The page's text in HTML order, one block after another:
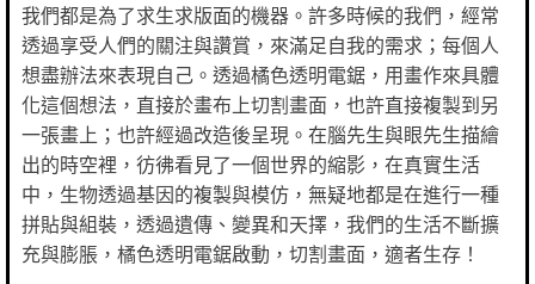
我們都是為了求生求版面的機器。許多時候的我們，經常
透過享受人們的關注與讚賞，來滿足自我的需求；每個人
想盡辦法來表現自己。透過橘色透明電鋸，用畫作來具體
化這個想法，直接於畫布上切割畫面，也許直接複製到另
一張畫上；也許經過改造後呈現。在腦先生與眼先生描繪
出的時空裡，彷彿看見了一個世界的縮影，在真實生活
中，生物透過基因的複製與模仿，無疑地都是在進行一種
拼貼與組裝，透過遺傳、變異和天擇，我們的生活不斷擴
充與膨脹，橘色透明電鋸啟動，切割畫面，適者生存！